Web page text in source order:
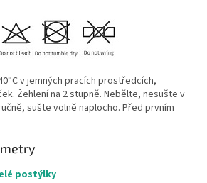
v jemných pracích prostředcích,
Žehlení na 2 stupně. Nebělte, nesušte v
sušte volně naplocho. Před prvním
postýlky